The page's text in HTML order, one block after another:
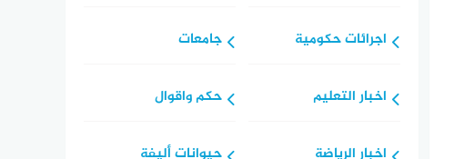
اجرائات حكومية
اخبار التعليم
اخبار الرياضة
جامعات
حكم واقوال
حيوانات أليفة